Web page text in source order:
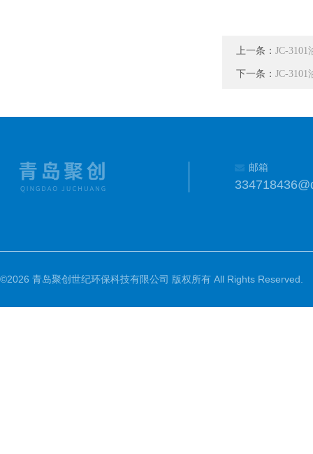
上一条： JC-
下一条： JC-
邮箱
©2026 青岛聚创世纪环保科技有限公司 版权所有 All Rights Reserved.